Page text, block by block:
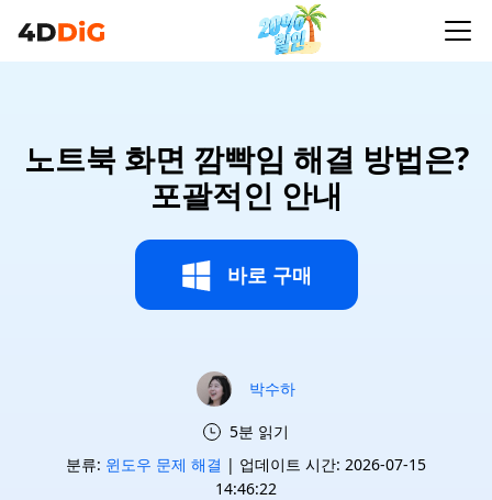
노트북 화면 깜빡임 해결 방법은?
포괄적인 안내
바로 구매
박수하
5분 읽기
분류: 윈도우 문제 해결 | 업데이트 시간: 2026-07-15
14:46:22